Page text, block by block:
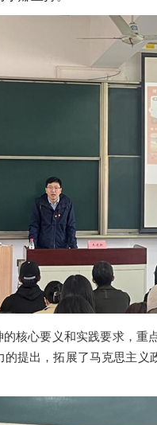
的核心要义和实践要求， 重
的提出，拓展了马克思主义